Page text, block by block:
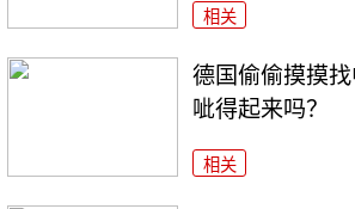
相关
德国偷偷摸摸找
呲得起来吗？
相关